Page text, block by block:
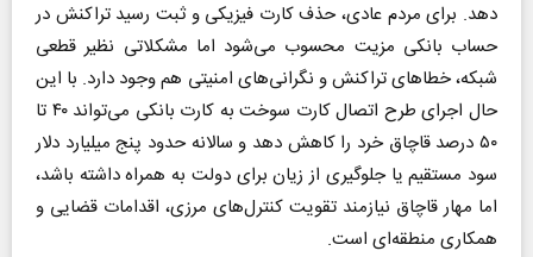
دهد. برای مردم عادی، حذف کارت فیزیکی و ثبت رسید تراکنش در
حساب بانکی مزیت محسوب می‌شود اما مشکلاتی نظیر قطعی
شبکه، خطاهای تراکنش و نگرانی‌های امنیتی هم وجود دارد. با این
حال اجرای طرح اتصال کارت سوخت به کارت بانکی می‌تواند ۴۰ تا
۵۰ درصد قاچاق خرد را کاهش دهد و سالانه حدود پنج میلیارد دلار
سود مستقیم یا جلوگیری از زیان برای دولت به همراه داشته باشد،
اما مهار قاچاق نیازمند تقویت کنترل‌های مرزی، اقدامات قضایی و
همکاری منطقه‌ای است.